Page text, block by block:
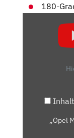
180-
„Opel